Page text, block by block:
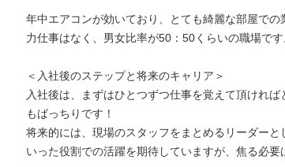
年中エアコンが効いており、とても綺麗な部屋での
力仕事はなく、男女比率が50：50くらいの職場です
＜入社後のステップと将来のキャリア＞
入社後は、まずはひとつずつ仕事を覚えて頂けれ
もばっちりです！
将来的には、現場のスタッフをまとめるリーダー
いった役割での活躍を期待していますが、焦る必要